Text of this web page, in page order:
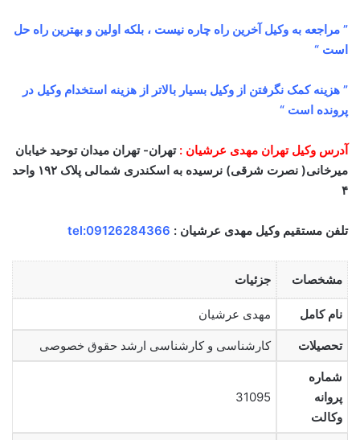
” مراجعه به وکیل آخرین راه چاره نیست ، بلکه اولین و بهترین راه حل
است “
” هزینه کمک نگرفتن از وکیل بسیار بالاتر از هزینه استخدام وکیل در
پرونده است “
آدرس وکیل تهران مهدی عرشیان : تهران- تهران میدان توحید خیابان
میرخانی( نصرت شرقی) نرسیده به اسکندری شمالی پلاک ۱۹۲ واحد
۴
تلفن مستقیم وکیل مهدی عرشیان : tel:09126284366
مشخصات جزئیات
نام کامل مهدی عرشیان
تحصیلات کارشناسی و کارشناسی ارشد حقوق خصوصی
شماره
پروانه
وکالت
31095